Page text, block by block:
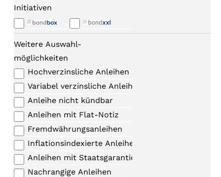
Initiativen
Weitere Auswahl-
möglichkeiten
Hochverzinsliche Anleihen
Variabel verzinsliche Anleihen
Anleihe nicht kündbar
Anleihen mit Flat-Notiz
Fremdwährungsanleihen
Inflationsindexierte Anleihen
Anleihen mit Staatsgarantie
Nachrangige Anleihen